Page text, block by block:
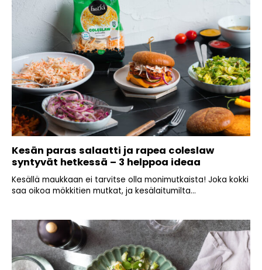
Kesän paras salaatti ja rapea coleslaw
syntyvät hetkessä – 3 helppoa ideaa
Kesällä maukkaan ei tarvitse olla monimutkaista! Joka kokki
saa oikoa mökkitien mutkat, ja kesälaitumilta...